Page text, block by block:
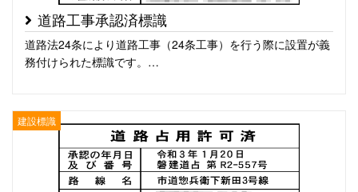
道路工事承認済標識
道路法24条により道路工事（24条工事）を行う際に設置が義
務付けられた標識です。…
建設標識